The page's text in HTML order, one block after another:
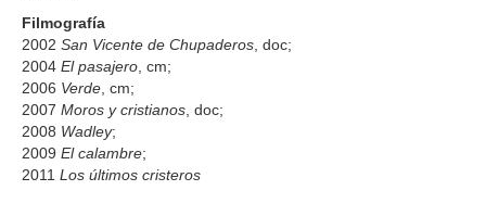
Filmografía
2002 San Vicente de Chupaderos , doc;
2004 El pasajero , cm;
2006 Verde , cm;
2007 Moros y cristianos , doc;
2008 Wadley;
2009 El calambre;
2011 Los últimos cristeros